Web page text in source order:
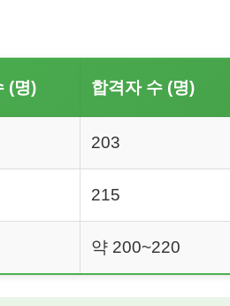
(명) 합격자 수 (명)
203
215
약 200~220